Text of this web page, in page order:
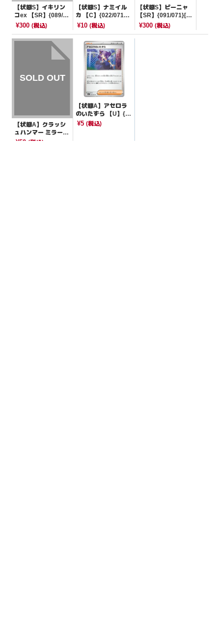
【状態S】イキリン
コex 【SR】{089/07
1}[SV2P]
¥300 (税込)
【状態S】ナミイル
カ 【C】{022/071}
[SV5K]
¥10(税込)
【状態S】ピーニャ
【SR】{091/071}[S
V2P]
¥300 (税込)
【状態A】クラッシ
ュハンマー ミラー
【-】{013/023}[sA]
¥50 (税込)
【状態A】アセロラ
のいたずら 【U】{0
59/063}[M1S]
¥5(税込)